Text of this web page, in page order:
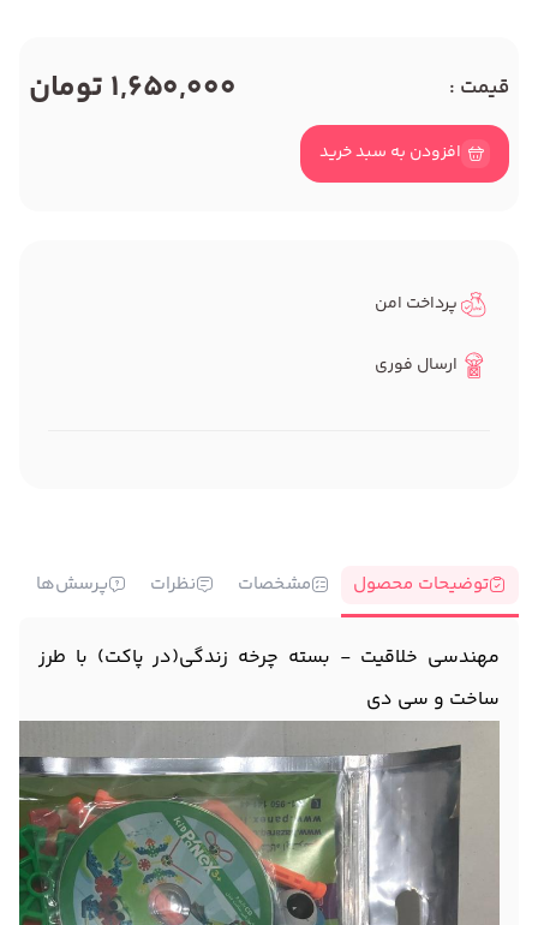
قیمت : 1,650,000 تومان
افزودن به سبد خرید
پرداخت امن
ارسال فوری
توضیحات محصول مشخصات نظرات پرسش‌ها
مهندسی خلاقیت - بسته چرخه زندگی(در پاکت) با طرز
ساخت و سی دی